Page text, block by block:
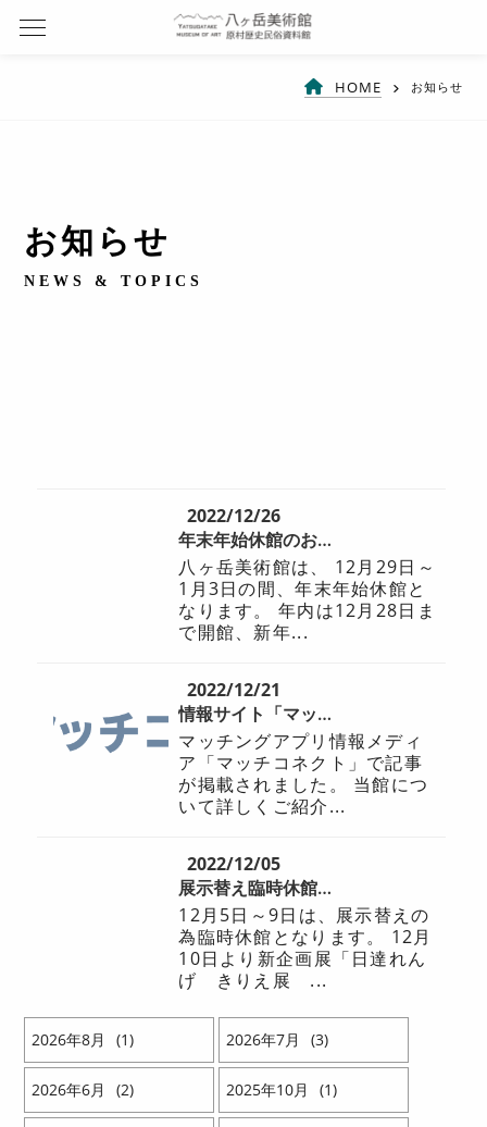
HOME お知らせ
お知らせ
NEWS & TOPICS
2022/12/26
年末年始休館のお知らせ
八ヶ岳美術館は、 12月29日～
1月3日の間、年末年始休館と
なります。 年内は12月28日ま
で開館、新年...
2022/12/21
情報サイト「マッチコネクト」でご紹介いただきました。
マッチングアプリ情報メディ
ア「マッチコネクト」で記事
が掲載されました。 当館につ
いて詳しくご紹介...
2022/12/05
展示替え臨時休館のお知らせ
12月5日～9日は、展示替えの
為臨時休館となります。 12月
10日より新企画展「日達れん
げ きりえ展 ...
2026 8 1 2026 7 3
2026 6 2 2025 10 1